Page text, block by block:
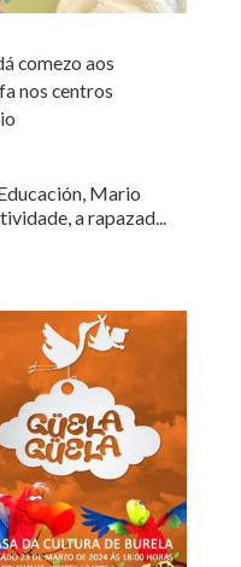
comezo aos
nos centros
Mario
a rapazad...